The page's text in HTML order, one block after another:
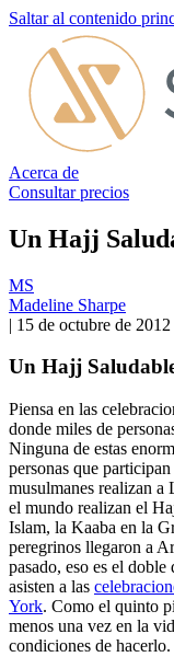
Saltar al contenido
Acerca de
Consultar precios
Un Hajj
MS
Madeline Sharpe
| 15 de octubre de 2012
Un Hajj
Piensa en las
donde miles de
Ninguna de estas
personas que
musulmanes realizan a
el mundo realizan el
Islam, la Kaaba en la
peregrinos llegaron a
pasado, eso es el doble
asisten a las
York. Como el quinto
menos una vez en la
condiciones de hacerlo.